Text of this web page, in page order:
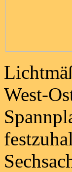
West-